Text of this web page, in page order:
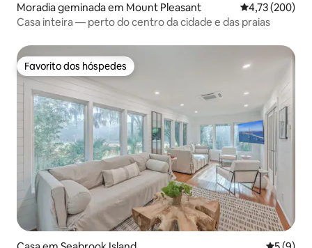
Moradia geminada em Mount Pleasant Classificação
4,73 (200)
Casa inteira — perto do centro da cidade e das praias
Favorito dos hóspedes
Favorito dos hóspedes